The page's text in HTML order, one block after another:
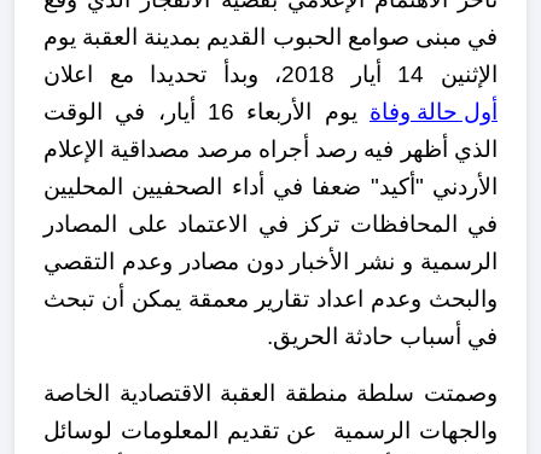
في مبنى صوامع الحبوب القديم بمدينة العقبة يوم
الإثنين 14 أيار 2018، وبدأ تحديدا مع اعلان
أول حالة وفاة
يوم الأربعاء 16 أيار، في الوقت
الذي أظهر فيه رصد أجراه مرصد مصداقية الإعلام
الأردني "أكيد" ضعفا في أداء الصحفيين المحليين
في المحافظات تركز في الاعتماد على المصادر
الرسمية و نشر الأخبار دون مصادر وعدم التقصي
والبحث وعدم اعداد تقارير معمقة يمكن أن تبحث
في أسباب حادثة الحريق.
وصمتت سلطة منطقة العقبة الاقتصادية الخاصة
والجهات الرسمية عن تقديم المعلومات لوسائل